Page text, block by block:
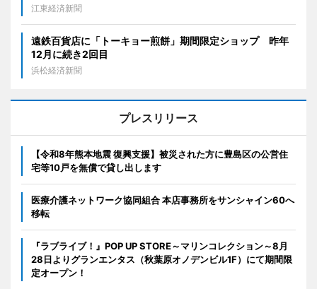
江東経済新聞
遠鉄百貨店に「トーキョー煎餅」期間限定ショップ 昨年
12月に続き2回目
浜松経済新聞
プレスリリース
【令和8年熊本地震 復興支援】被災された方に豊島区の公営住
宅等10戸を無償で貸し出します
医療介護ネットワーク協同組合 本店事務所をサンシャイン60へ
移転
『ラブライブ！』POP UP STORE～マリンコレクション～8月
28日よりグランエンタス（秋葉原オノデンビル1F）にて期間限
定オープン！